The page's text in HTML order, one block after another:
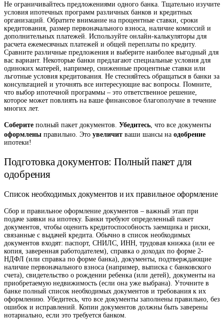
Не ограничивайтесь предложениями одного банка. Тщательно изучите
условия ипотечных программ различных банков и кредитных
организаций. Обратите внимание на процентные ставки, сроки
кредитования, размер первоначального взноса, наличие комиссий и
дополнительных платежей. Используйте онлайн-калькуляторы для
расчета ежемесячных платежей и общей переплаты по кредиту.
Сравните различные предложения и выберите наиболее выгодный для
вас вариант. Некоторые банки предлагают специальные условия для
одиноких матерей, например, сниженные процентные ставки или
льготные условия кредитования. Не стесняйтесь обращаться в банки за
консультацией и уточнять все интересующие вас вопросы. Помните,
что выбор ипотечной программы – это ответственное решение,
которое может повлиять на ваше финансовое благополучие в течение
многих лет.
Соберите полный пакет документов. Убедитесь, что все документы
оформлены правильно. Это увеличит ваши шансы на одобрение
ипотеки!
Подготовка документов: Полный пакет для
одобрения
Список необходимых документов и их правильное оформление
Сбор и правильное оформление документов – важный этап при
подаче заявки на ипотеку. Банки требуют определенный пакет
документов, чтобы оценить кредитоспособность заемщика и риски,
связанные с выдачей кредита. Обычно в список необходимых
документов входят: паспорт, СНИЛС, ИНН, трудовая книжка (или ее
копия, заверенная работодателем), справка о доходах по форме 2-
НДФЛ (или справка по форме банка), документы, подтверждающие
наличие первоначального взноса (например, выписка с банковского
счета), свидетельство о рождении ребенка (или детей), документы на
приобретаемую недвижимость (если она уже выбрана). Уточните в
банке полный список необходимых документов и требования к их
оформлению. Убедитесь, что все документы заполнены правильно, без
ошибок и исправлений. Копии документов должны быть заверены
нотариально, если это требуется банком.